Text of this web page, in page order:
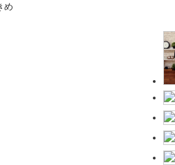
め